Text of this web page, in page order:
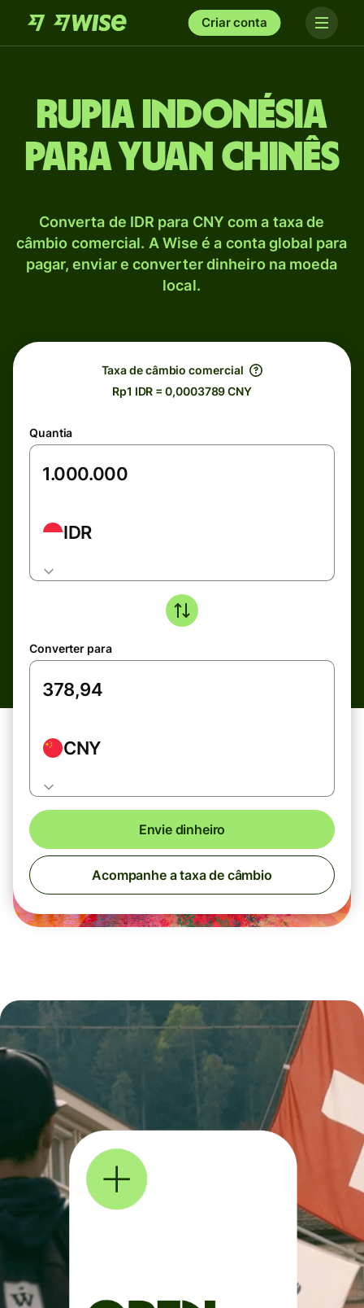
Criar conta
Rupia indonésia
para Yuan chinês
Converta de IDR para CNY com a taxa de
câmbio comercial. A Wise é a conta global para
pagar, enviar e converter dinheiro na moeda
local.
Taxa de câmbio comercial
Rp1 IDR = 0,0003789 CNY
Quantia
IDR
Converter para
CNY
Envie dinheiro
Acompanhe a taxa de câmbio